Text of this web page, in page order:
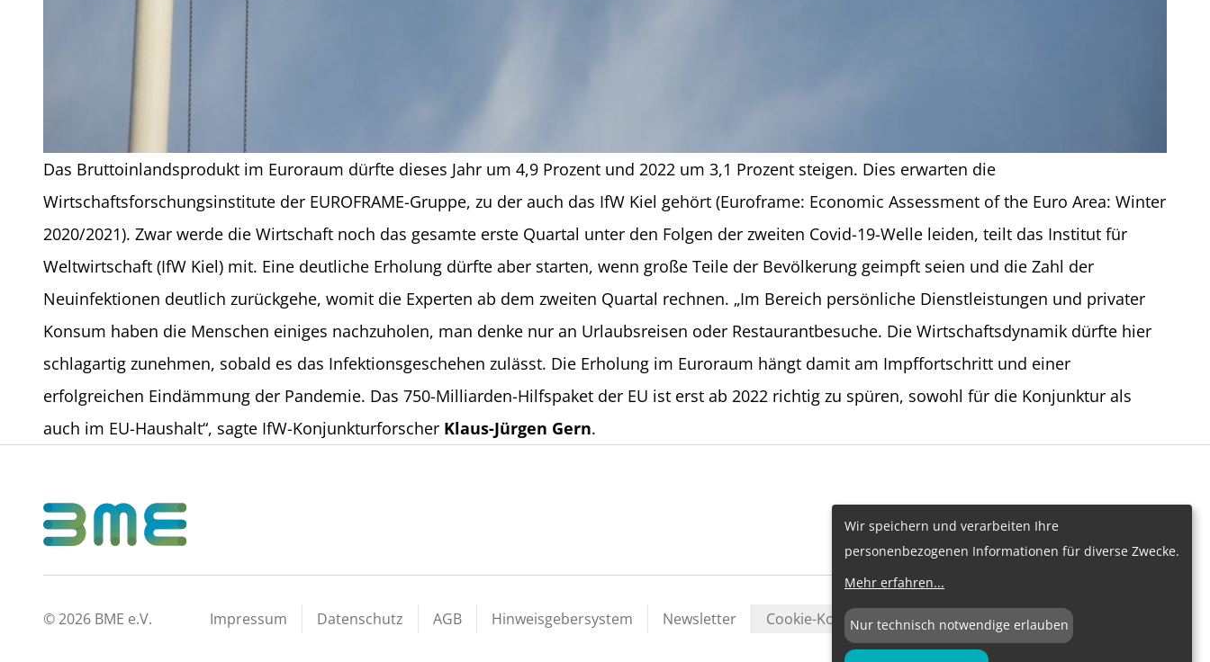
Das Bruttoinlandsprodukt im Euroraum dürfte dieses Jahr um 4,9 Prozent und 2022 um 3,1 Prozent steigen. Dies erwarten die
Wirtschaftsforschungsinstitute der EUROFRAME-Gruppe, zu der auch das IfW Kiel gehört (Euroframe: Economic Assessment of the Euro Area: Winter
2020/2021). Zwar werde die Wirtschaft noch das gesamte erste Quartal unter den Folgen der zweiten Covid-19-Welle leiden, teilt das Institut für
Weltwirtschaft (IfW Kiel) mit. Eine deutliche Erholung dürfte aber starten, wenn große Teile der Bevölkerung geimpft seien und die Zahl der
Neuinfektionen deutlich zurückgehe, womit die Experten ab dem zweiten Quartal rechnen. „Im Bereich persönliche Dienstleistungen und privater
Konsum haben die Menschen einiges nachzuholen, man denke nur an Urlaubsreisen oder Restaurantbesuche. Die Wirtschaftsdynamik dürfte hier
schlagartig zunehmen, sobald es das Infektionsgeschehen zulässt. Die Erholung im Euroraum hängt damit am Impffortschritt und einer
erfolgreichen Eindämmung der Pandemie. Das 750-Milliarden-Hilfspaket der EU ist erst ab 2022 richtig zu spüren, sowohl für die Konjunktur als
auch im EU-Haushalt“, sagte IfW-Konjunkturforscher Klaus-Jürgen Gern.
Impressum Datenschutz AGB Hinweisgebersystem Newsletter Cookie-Konfiguration
©2026 BME e.V.
Wir speichern und verarbeiten Ihre
personenbezogenen Informationen für diverse Zwecke.
Mehr erfahren...
Nur technisch notwendige erlauben